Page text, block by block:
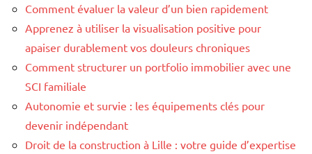
Comment évaluer la valeur d’un bien rapidement
Apprenez à utiliser la visualisation positive pour
apaiser durablement vos douleurs chroniques
Comment structurer un portfolio immobilier avec une
SCI familiale
Autonomie et survie : les équipements clés pour
devenir indépendant
Droit de la construction à Lille : votre guide d’expertise